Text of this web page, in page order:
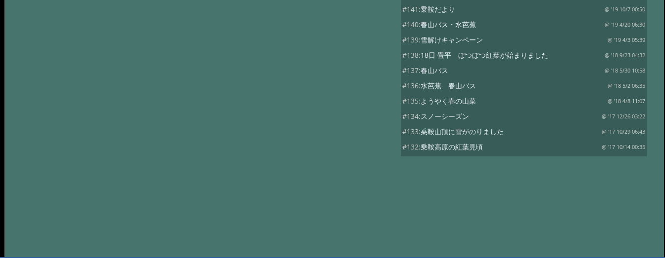
#141:乗鞍だより @ '19 10/7 00:50
#140:春山バス・水芭蕉 @ '19 4/20 06:30
#139:雪解けキャンペーン @ '19 4/3 05:39
#138:18日 畳平 ぼつぼつ紅葉が始まりました @ '18 9/23 04:32
#137:春山バス @ '18 5/30 10:58
#136:水芭蕉 春山バス @ '18 5/2 06:35
#135:ようやく春の山菜 @ '18 4/8 11:07
#134:スノーシーズン @ '17 12/26 03:22
#133:乗鞍山頂に雪がのりました @ '17 10/29 06:43
#132:乗鞍高原の紅葉見頃 @ '17 10/14 00:35